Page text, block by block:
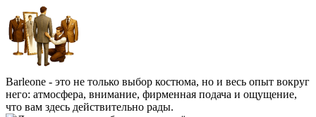
Barleone - это не только выбор костюма, но и весь опыт вокруг
него: атмосфера, внимание, фирменная подача и ощущение,
что вам здесь действительно рады.